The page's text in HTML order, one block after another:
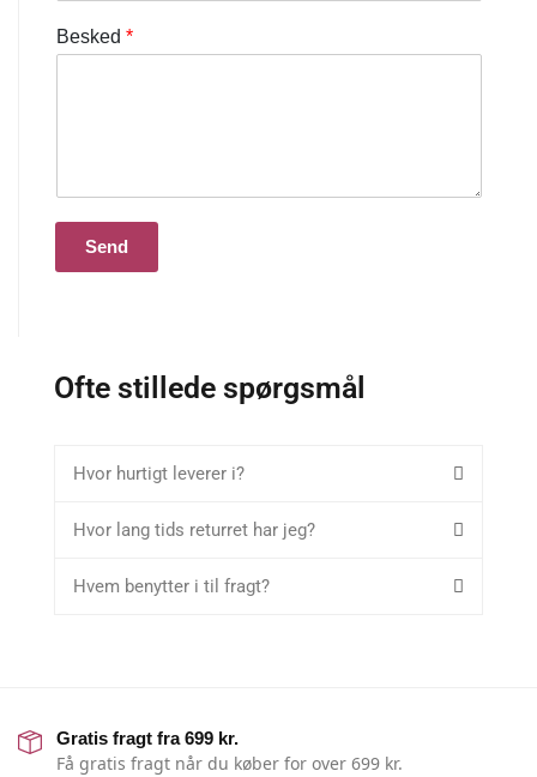
Besked *
Send
Ofte stillede spørgsmål
Hvor hurtigt leverer i?
Hvor lang tids returret har jeg?
Hvem benytter i til fragt?
Gratis fragt fra 699 kr.
Få gratis fragt når du køber for over 699 kr.